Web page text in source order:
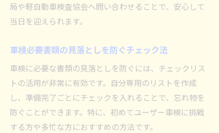
局や軽自動車検査協会へ問い合わせることで、安心して
当日を迎えられます。
車検必要書類の見落としを防ぐチェック法
車検に必要な書類の見落としを防ぐには、チェックリス
トの活用が非常に有効です。自分専用のリストを作成
し、準備完了ごとにチェックを入れることで、忘れ物を
防ぐことができます。特に、初めてユーザー車検に挑戦
する方や多忙な方におすすめの方法です。